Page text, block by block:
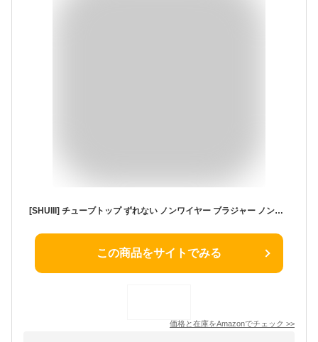
[SHUIII] チューブトップ ずれない ノンワイヤー ブラジャー ノンワイヤーブラ ストラップレスブラ ブラ ブラジャー 肩紐なし 盛れる 谷間 脇高
この商品をサイトでみる
価格と在庫をAmazonでチェック >>